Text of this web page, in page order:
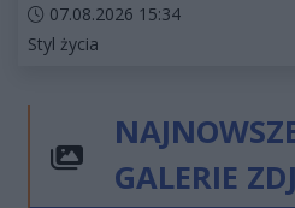
Data dodania artykułu:
07.08.2026 15:34
Kategorie artykułu:
Styl życia
GALERIE